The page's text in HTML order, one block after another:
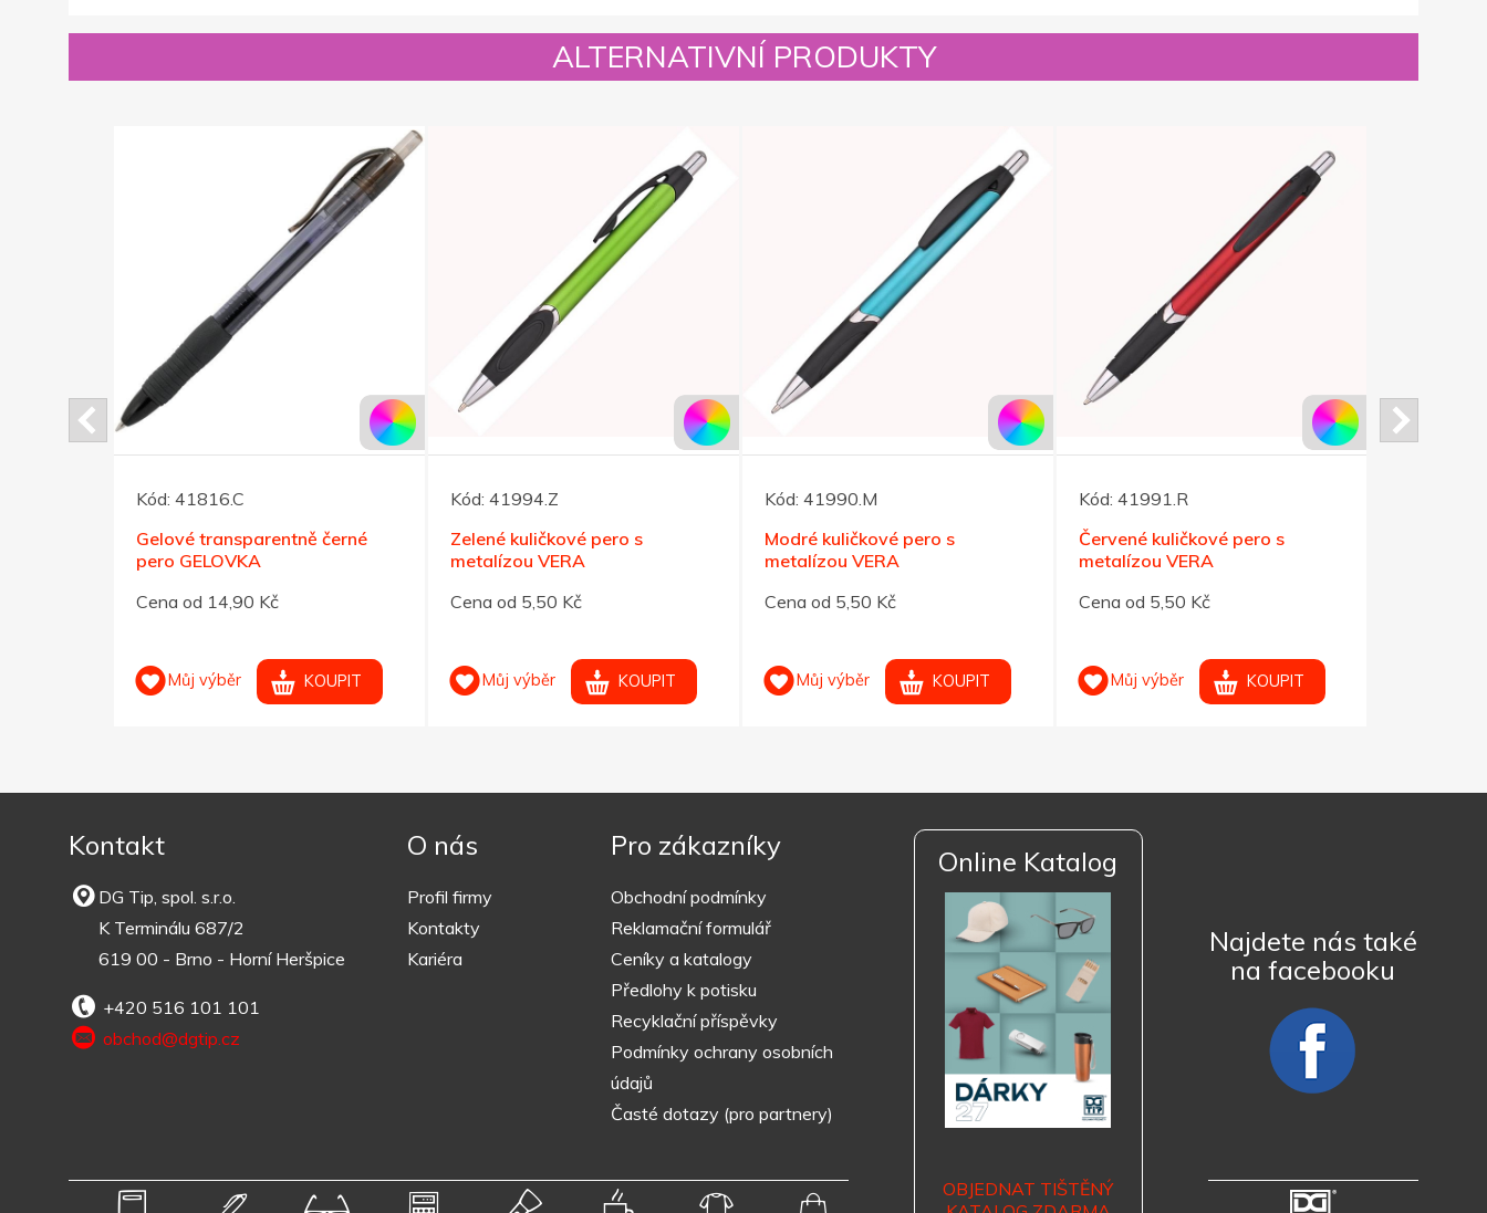
ALTERNATIVNÍ PRODUKTY
Kód: 41816.C
Gelové transparentně černé
pero GELOVKA
Cena od 14,90 Kč
Můj výběr KOUPIT
Kód: 41994.Z
Zelené kuličkové pero s
metalízou VERA
Cena od 5,50 Kč
Můj výběr KOUPIT
Kód: 41990.M
Modré kuličkové pero s
metalízou VERA
Cena od 5,50 Kč
Můj výběr KOUPIT
Kód: 41991.R
Červené kuličkové pero s
metalízou VERA
Cena od 5,50 Kč
Můj výběr KOUPIT
Kontakt
DG Tip, spol. s.r.o.
K Terminálu 687/2
619 00 - Brno - Horní Heršpice
+420 516 101 101
obchod@dgtip.cz
O nás
Profil firmy
Kontakty
Kariéra
Pro zákazníky
Obchodní podmínky
Reklamační formulář
Ceníky a katalogy
Předlohy k potisku
Recyklační příspěvky
Podmínky ochrany osobních
údajů
Časté dotazy (pro partnery)
Online Katalog
OBJEDNAT TIŠTĚNÝ
Najdete nás také
na facebooku